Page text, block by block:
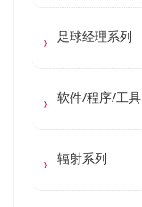
足球经理系列
软件/程序/工具
辐射系列